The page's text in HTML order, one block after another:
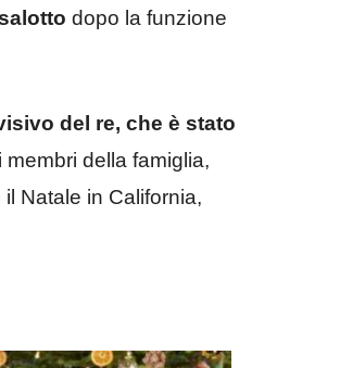
dopo la funzione
del re, che è stato
i membri della famiglia,
Natale in California,